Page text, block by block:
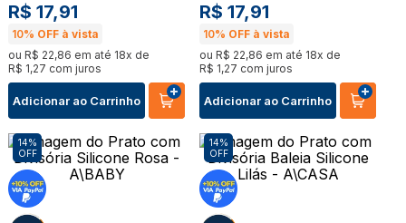
R$ 17,91
10% OFF à vista
ou R$ 22,86 em até 18x de
R$ 1,27 com juros
Adicionar ao Carrinho
R$ 17,91
10% OFF à vista
ou R$ 22,86 em até 18x de
R$ 1,27 com juros
Adicionar ao Carrinho
14%
OFF
14%
OFF